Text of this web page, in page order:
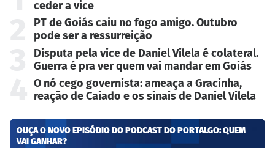
ceder a vice
PT de Goiás caiu no fogo amigo. Outubro
pode ser a ressurreição
Disputa pela vice de Daniel Vilela é colateral.
Guerra é pra ver quem vai mandar em Goiás
O nó cego governista: ameaça a Gracinha,
reação de Caiado e os sinais de Daniel Vilela
OUÇA O NOVO EPISÓDIO DO PODCAST DO PORTALGO: QUEM
VAI GANHAR?